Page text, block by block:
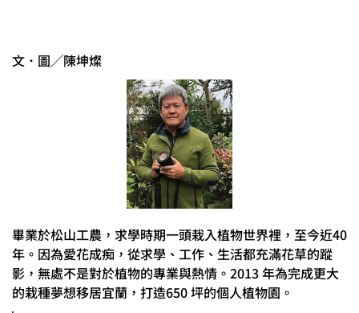
文．圖╱陳坤燦
畢業於松山工農，求學時期一頭栽入植物世界裡，至今近40
年。因為愛花成痴，從求學、工作、生活都充滿花草的蹤
影，無處不是對於植物的專業與熱情。2013 年為完成更大
的栽種夢想移居宜蘭，打造650 坪的個人植物園。